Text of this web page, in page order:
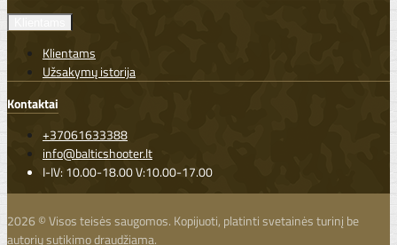
Klientams
Užsakymų istorija
Kontaktai
+37061633388
info@balticshooter.lt
I-IV: 10.00-18.00 V:10.00-17.00
2026 © Visos teisės saugomos. Kopijuoti, platinti svetainės turinį be
autorių sutikimo draudžiama.